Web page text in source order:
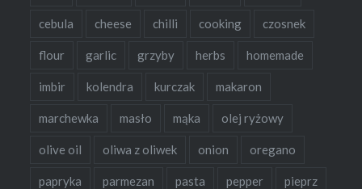
cebula cheese chilli cooking czosnek
flour garlic grzyby herbs homemade
imbir kolendra kurczak makaron
marchewka masło mąka olej ryżowy
olive oil oliwa z oliwek onion oregano
papryka parmezan pasta pepper pieprz